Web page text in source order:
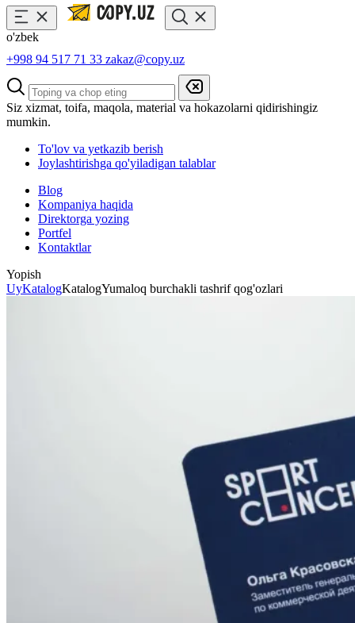
o'zbek
+998 94 517 71 33 zakaz@copy.uz
Siz xizmat, toifa, maqola, material va hokazolarni qidirishingiz
mumkin.
To'lov va yetkazib berish
Joylashtirishga qo'yiladigan talablar
Blog
Kompaniya haqida
Direktorga yozing
Portfel
Kontaktlar
Yopish
UyKatalogKatalogYumaloq burchakli tashrif qog'ozlari